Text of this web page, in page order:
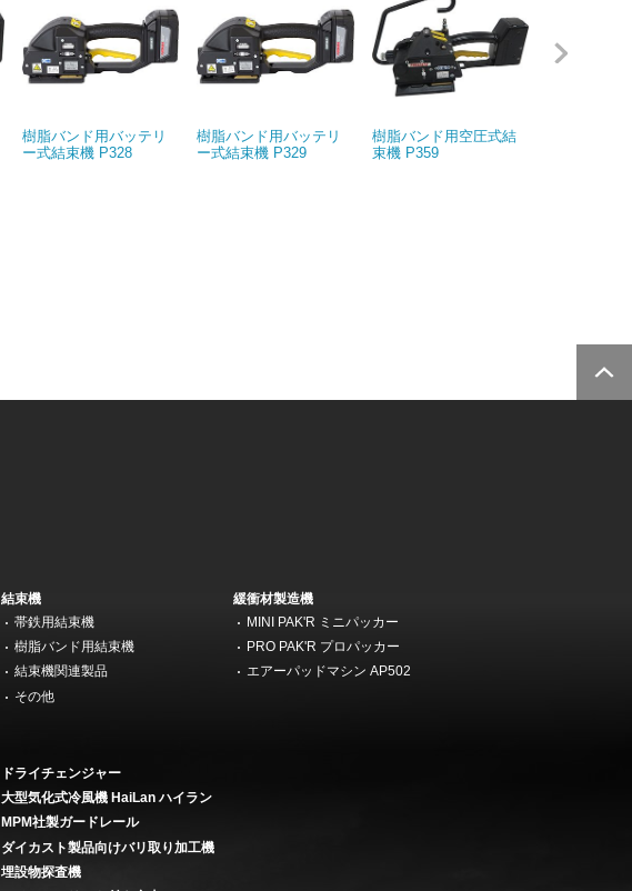
樹脂バンド用バッテリ
ー式結束機 P328
樹脂バンド用バッテリ
ー式結束機 P329
樹脂バンド用空圧式結
束機 P359
結束機
帯鉄用結束機
樹脂バンド用結束機
結束機関連製品
その他
緩衝材製造機
MINI PAK'R ミニパッカー
PRO PAK'R プロパッカー
エアーパッドマシン AP502
ドライチェンジャー
大型気化式冷風機 HaiLan ハイラン
MPM社製ガードレール
ダイカスト製品向けバリ取り加工機
埋設物探査機